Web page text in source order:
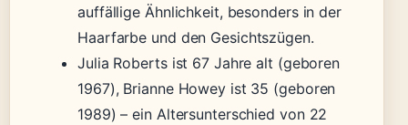
auffällige Ähnlichkeit, besonders in der
Haarfarbe und den Gesichtszügen.
Julia Roberts ist 67 Jahre alt (geboren
1967), Brianne Howey ist 35 (geboren
1989) – ein Altersunterschied von 22